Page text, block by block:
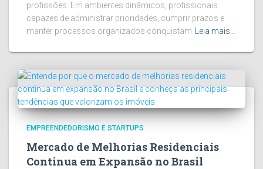
profissões. Em ambientes dinâmicos, profissionais
capazes de administrar prioridades, cumprir prazos e
manter processos organizados conquistam
Leia mais…
EMPREENDEDORISMO E STARTUPS
Mercado de Melhorias Residenciais
Continua em Expansão no Brasil